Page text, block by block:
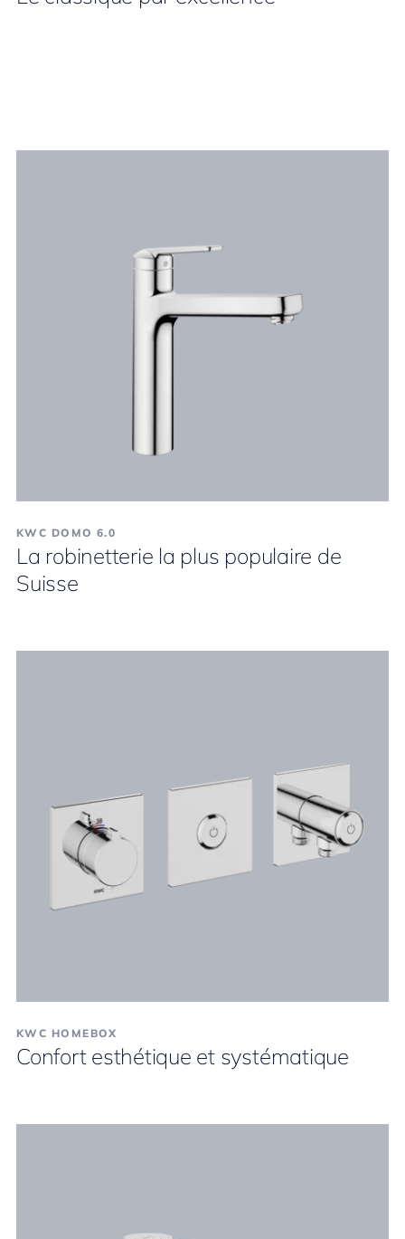
KWC DOMO 6.0
La robinetterie la plus populaire de
Suisse
KWC HOMEBOX
Confort esthétique et systématique